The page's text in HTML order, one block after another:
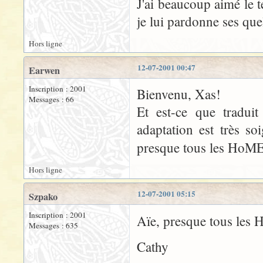
J'ai beaucoup aimé le
je lui pardonne ses
Hors ligne
12-07-2001 00:47
Earwen
Inscription : 2001
Messages : 66
Bienvenu, Xas!
Et est-ce que
adaptation est très
presque tous les
Hors ligne
12-07-2001 05:15
Szpako
Inscription : 2001
Messages : 635
Aïe, presque tous les
Cathy